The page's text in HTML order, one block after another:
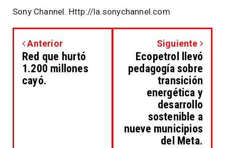
Sony Channel. Http://la.sonychannel.com
Anterior
Red que hurtó
1.200 millones
cayó.
Siguiente
Ecopetrol llevó
pedagogía sobre
transición
energética y
desarrollo
sostenible a
nueve municipios
del Meta.